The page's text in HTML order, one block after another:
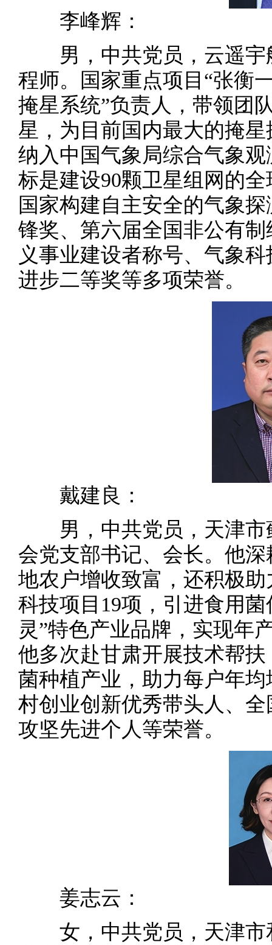
李峰辉：
男，中共党员，云遥宇
程师。国家重点项目“张衡
掩星系统”负责人，带领团
星，为目前国内最大的掩
纳入中国气象局综合气象
标是建设90颗卫星组网的
国家构建自主安全的气象
锋奖、第六届全国非公有
义事业建设者称号、气象
进步二等奖等多项荣誉。
戴建良：
男，中共党员，天津市
会党支部书记、会长。他
地农户增收致富，还积极
科技项目19项，引进食用
灵”特色产业品牌，实现年
他多次赴甘肃开展技术帮
菌种植产业，助力每户年
村创业创新优秀带头人、
攻坚先进个人等荣誉。
姜志云：
女，中共党员，天津市